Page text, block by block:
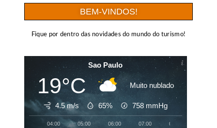
BEM-VINDOS!
Fique por dentro das novidades do mundo do turismo!
Sao Paulo
19°C Muito nublado
4.5 m/s 65% 758 mmHg
04:00 05:00 06:00 07:00 08:00